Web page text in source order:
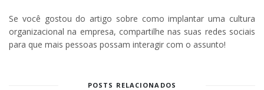
Se você gostou do artigo sobre como implantar uma cultura
organizacional na empresa, compartilhe nas suas redes sociais
para que mais pessoas possam interagir com o assunto!
POSTS RELACIONADOS